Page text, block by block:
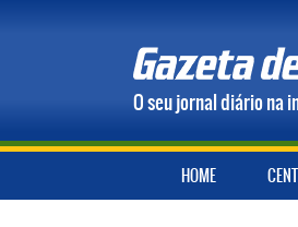
O seu jornal diário na
HOME